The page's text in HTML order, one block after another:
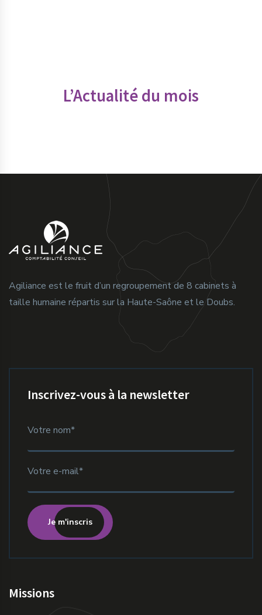
L’Actualité du mois
Agiliance est le fruit d’un regroupement de 8 cabinets à
taille humaine répartis sur la Haute-Saône et le Doubs.
Inscrivez-vous à la newsletter
Je m'inscris
Missions